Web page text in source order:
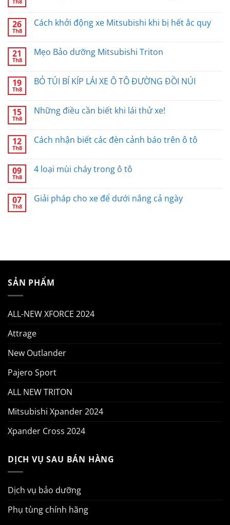
26
Th8
Cách khởi động xe Mitsubishi khi bị hết ắc quy
21
Th8
Mẹo Bảo dưỡng Mitsubishi Triton
19
Th8
BỎ TÚI BÍ KÍP LÁI XE Ô TÔ ĐƯỜNG ĐỒI NÚI
15
Th8
Những điều cần biết khi lái thử xe!
12
Th8
Cách nhận biết các đèn cảnh báo trên ô tô
09
Th8
4 loại mùi cháy trong ô tô
07
Th8
Giải pháp cho xe để dưới nắng cả ngày
SẢN PHẨM
ALL-NEW XFORCE 2024
Attrage
New Outlander
Pajero Sport
ALL NEW TRITON
Mitsubishi Xpander 2024
Xpander Cross 2024
DỊCH VỤ SAU BÁN HÀNG
Dịch vụ bảo dưỡng
Phụ tùng chính hãng